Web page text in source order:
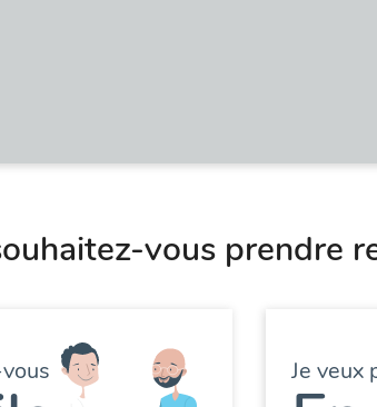
vous prendre
Je veux